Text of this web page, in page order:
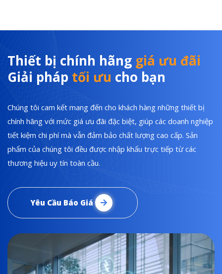
Thiết bị chính hãng giá ưu đãi
Giải pháp tối ưu cho bạn
Chúng tôi cam kết mang đến cho khách hàng những thiết bị
chính hãng với mức giá ưu đãi đặc biệt, giúp các doanh nghiệp
tiết kiệm chi phí mà vẫn đảm bảo chất lượng cao cấp. Sản
phẩm của chúng tôi đều được nhập khẩu trực tiếp từ các
thương hiệu uy tín toàn cầu.
Yêu Cầu Báo Giá